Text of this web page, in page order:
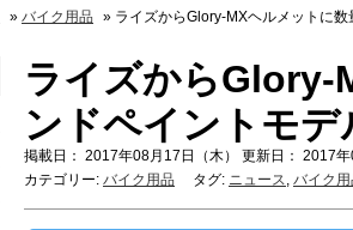
バイク用品 ライズからGlory-MXヘルメットに
ライズからGlory-
ンドペイントモデ
掲載日： 2017年08月17日（木） 更新日： 2017年
カテゴリー: バイク用品 タグ: ニュース, バイク用